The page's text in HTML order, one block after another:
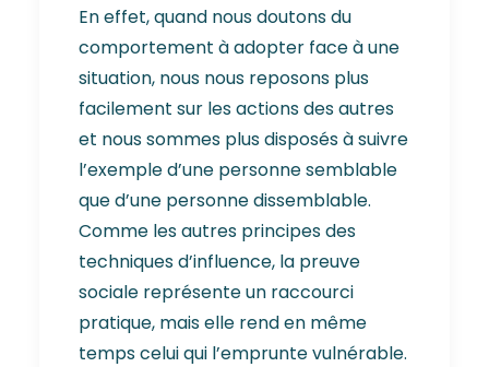
En effet, quand nous doutons du
comportement à adopter face à une
situation, nous nous reposons plus
facilement sur les actions des autres
et nous sommes plus disposés à suivre
l’exemple d’une personne semblable
que d’une personne dissemblable.
Comme les autres principes des
techniques d’influence, la preuve
sociale représente un raccourci
pratique, mais elle rend en même
temps celui qui l’emprunte vulnérable.